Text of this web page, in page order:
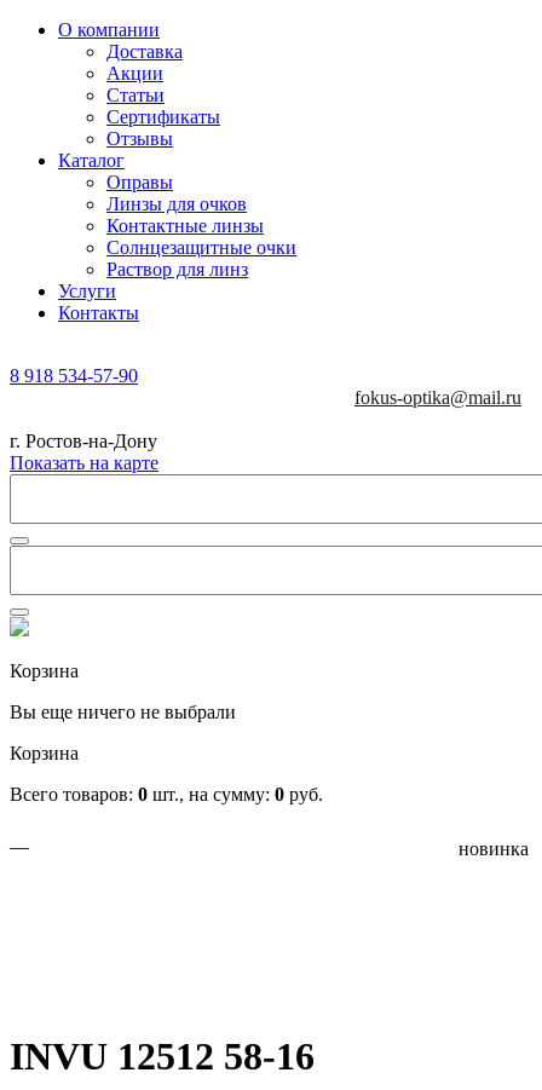
О компании
Доставка
Акции
Статьи
Сертификаты
Отзывы
Каталог
Оправы
Линзы для очков
Контактные линзы
Солнцезащитные очки
Раствор для линз
Услуги
Контакты
8 918 534-57-90
fokus-optika@mail.ru
г. Ростов-на-Дону
Показать на карте
Корзина
Вы еще ничего не выбрали
Корзина
Всего товаров: 0 шт., на сумму: 0 руб.
новинка
INVU 12512 58-16